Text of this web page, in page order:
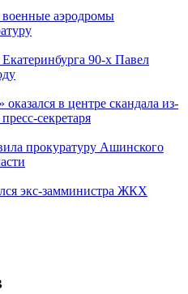
военные аэродромы
90-х Павел
в центре скандала из-
секретаря
прокуратуру Ашинского
экс-замминистра ЖКХ